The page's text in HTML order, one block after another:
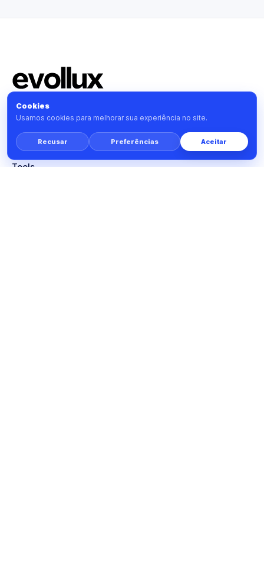
Dados tributários sob controle total.
PRODUTO
Tools
Cookies
Usamos cookies para melhorar sua experiência no site.
Recusar Preferências Aceitar